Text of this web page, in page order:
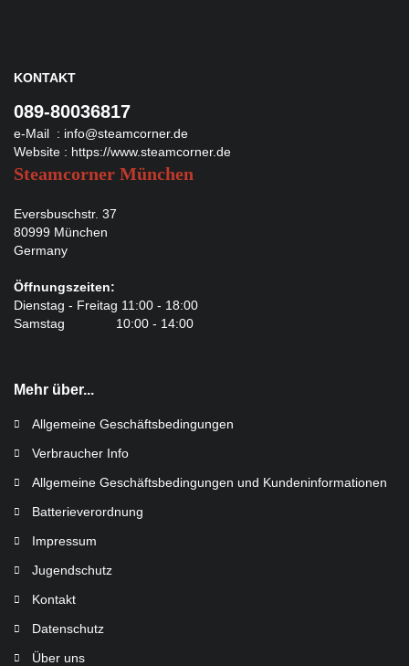
KONTAKT
089-80036817
e-Mail : info@steamcorner.de
Website : https://www.steamcorner.de
Steamcorner München
Eversbuschstr. 37
80999 München
Germany
Öffnungszeiten:
Dienstag - Freitag 11:00 - 18:00
Samstag 10:00 - 14:00
Mehr über...
Allgemeine Geschäftsbedingungen
Verbraucher Info
Allgemeine Geschäftsbedingungen und Kundeninformationen
Batterieverordnung
Impressum
Jugendschutz
Kontakt
Datenschutz
Über uns